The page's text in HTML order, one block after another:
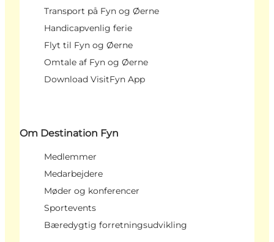
Transport på Fyn og Øerne
Handicapvenlig ferie
Flyt til Fyn og Øerne
Omtale af Fyn og Øerne
Download VisitFyn App
Om Destination Fyn
Medlemmer
Medarbejdere
Møder og konferencer
Sportevents
Bæredygtig forretningsudvikling